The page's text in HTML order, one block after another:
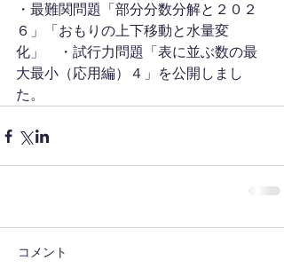
・最難関問題「部分分数分解と２０２
６」「おもりの上下移動と水量変
化」　・試行力問題「表に並ぶ数の最
大最小（応用編）４」を公開しまし
た。
コメント